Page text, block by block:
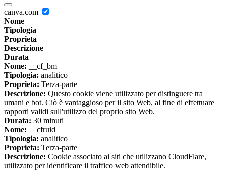
canva.com
Nome
Tipologia
Proprieta
Descrizione
Durata
Nome: __cf_bm
Tipologia: analitico
Proprieta: Terza-parte
Descrizione: Questo cookie viene utilizzato per distinguere tra
umani e bot. Ciò è vantaggioso per il sito Web, al fine di effettuare
rapporti validi sull'utilizzo del proprio sito Web.
Durata: 30 minuti
Nome: __cfruid
Tipologia: analitico
Proprieta: Terza-parte
Descrizione: Cookie associato ai siti che utilizzano CloudFlare,
utilizzato per identificare il traffico web attendibile.